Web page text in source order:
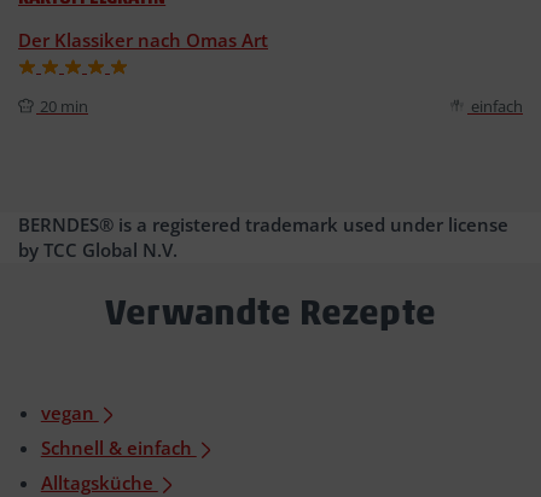
Der Klassiker nach Omas Art
20 min einfach
BERNDES® is a registered trademark used under license
by TCC Global N.V.
Verwandte Rezepte
vegan
Schnell & einfach
Alltagsküche